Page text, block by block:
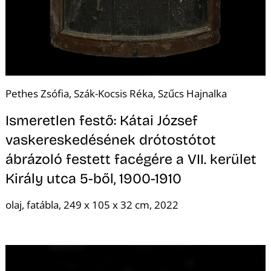
Pethes Zsófia, Szák-Kocsis Réka, Szűcs Hajnalka
Ismeretlen festő: Kátai József
vaskereskedésének drótostótot
ábrázoló festett facégére a VII. kerület
Király utca 5-ből, 1900-1910
olaj, fatábla, 249 x 105 x 32 cm, 2022